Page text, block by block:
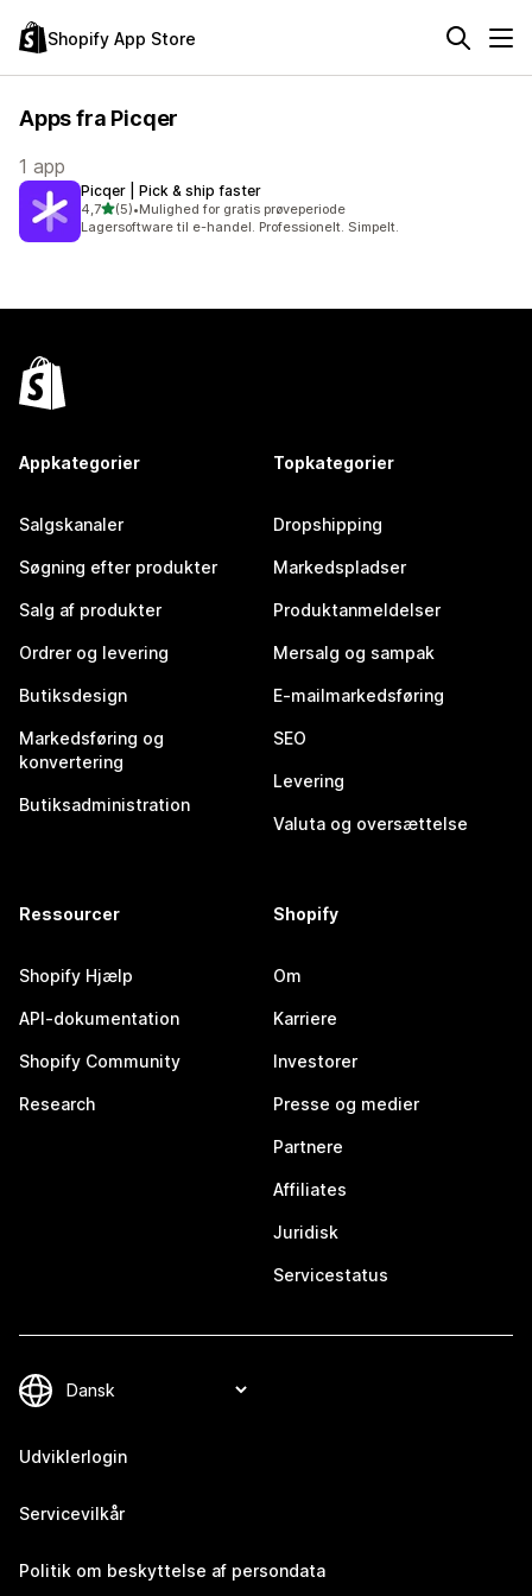
Shopify App Store
Apps fra Picqer
1 app
Picqer | Pick & ship faster
4,7ud af 5 stjerner
(5)
5 anmeldelser i alt
•Mulighed for gratis prøveperiode
Lagersoftware til e-handel. Professionelt. Simpelt.
Appkategorier
Salgskanaler
Søgning efter produkter
Salg af produkter
Ordrer og levering
Butiksdesign
Markedsføring og
konvertering
Butiksadministration
Topkategorier
Dropshipping
Markedspladser
Produktanmeldelser
Mersalg og sampak
E-mailmarkedsføring
SEO
Levering
Valuta og oversættelse
Ressourcer
Shopify Hjælp
API-dokumentation
Shopify Community
Research
Shopify
Om
Karriere
Investorer
Presse og medier
Partnere
Affiliates
Juridisk
Servicestatus
Udviklerlogin
Servicevilkår
Politik om beskyttelse af persondata